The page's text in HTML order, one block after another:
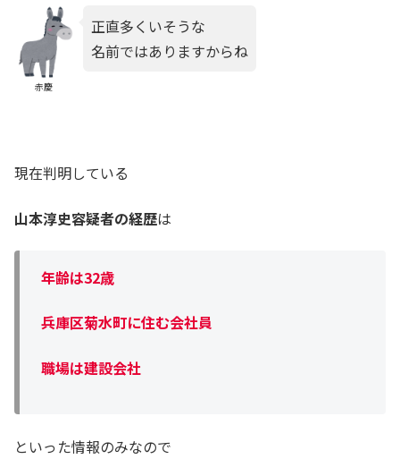
赤慶
正直多くいそうな
名前ではありますからね
現在判明している
山本淳史容疑者の経歴は
年齢は32歳
兵庫区菊水町に住む会社員
職場は建設会社
といった情報のみなので